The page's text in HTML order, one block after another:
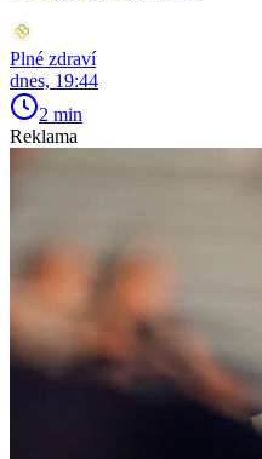
Plné zdraví
dnes, 19:44
2 min
Reklama